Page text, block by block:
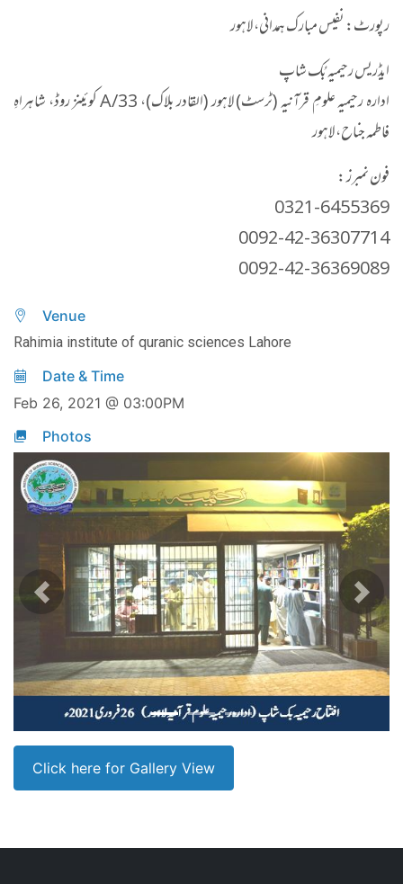
رپورٹ: نفیس مبارک ہمدانی، لاہور
ایڈریس رحیمیہ بُک شاپ
ادارہ رحیمیہ علومِ قرآنیہ (ٹرسٹ) لاہور (القادر بلاک)، 33/A کوئینز روڈ، شاہراہِ
فاطمہ جناح، لاہور
فون نمبرز :
0321-6455369
0092-42-36307714
0092-42-36369089
Venue
Rahimia institute of quranic sciences Lahore
Date & Time
Feb 26, 2021 @ 03:00PM
Photos
Previous Next
Click here for Gallery View